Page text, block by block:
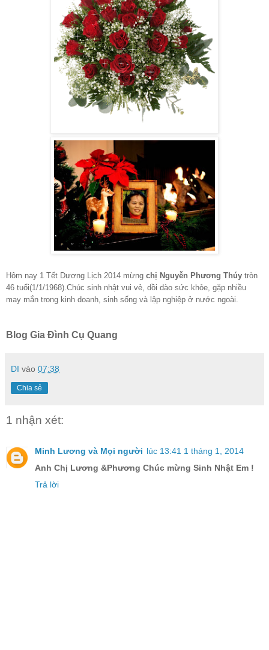
Hôm nay 1 Tết Dương Lịch 2014 mừng chị Nguyễn Phương Thúy tròn
46 tuổi(1/1/1968).Chúc sinh nhật vui vẻ, dồi dào sức khỏe, gặp nhiều
may mắn trong kinh doanh, sinh sống và lập nghiệp ở nước ngoài.
Blog Gia Đình Cụ Quang
DI vào 07:38
Chia sẻ
1 nhận xét:
Minh Lương và Mọi người lúc 13:41 1 tháng 1, 2014
Anh Chị Lương &Phương Chúc mừng Sinh Nhật Em !
Trả lời